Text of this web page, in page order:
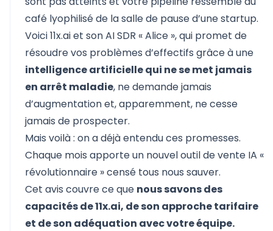
café lyophilisé de la salle de pause d’une startup.
Voici 11x.ai et son AI SDR « Alice », qui promet de
résoudre vos problèmes d’effectifs grâce à une
intelligence artificielle qui ne se met jamais
en arrêt maladie, ne demande jamais
d’augmentation et, apparemment, ne cesse
jamais de prospecter.
Mais voilà : on a déjà entendu ces promesses.
Chaque mois apporte un nouvel outil de vente IA «
révolutionnaire » censé tous nous sauver.
Cet avis couvre ce que nous savons des
capacités de 11x.ai, de son approche tarifaire
et de son adéquation avec votre équipe.